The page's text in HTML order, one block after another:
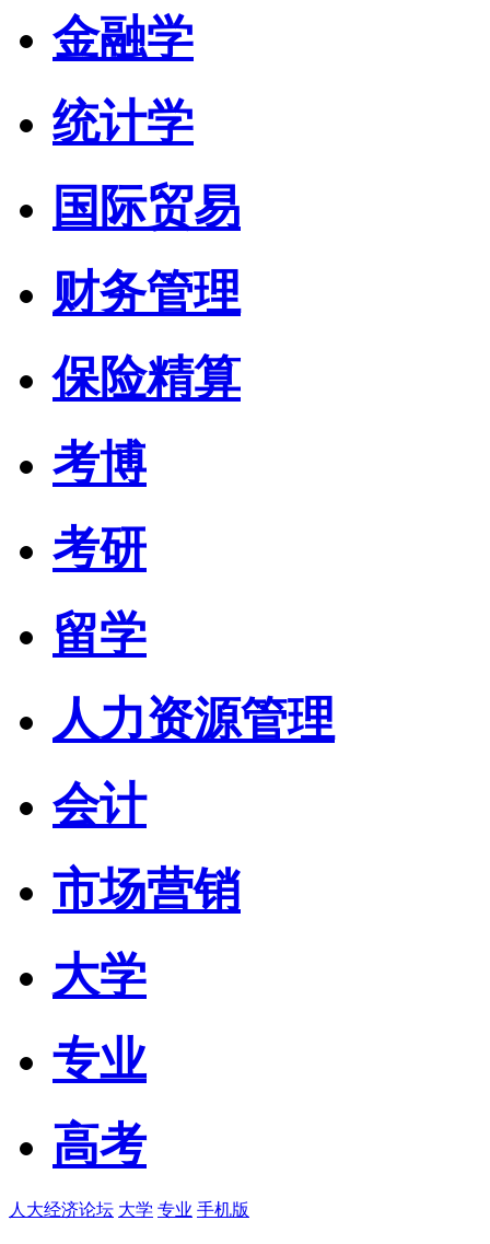
金融学
统计学
国际贸易
财务管理
保险精算
考博
考研
留学
人力资源管理
会计
市场营销
大学
专业
高考
人大经济论坛 大学 专业 手机版